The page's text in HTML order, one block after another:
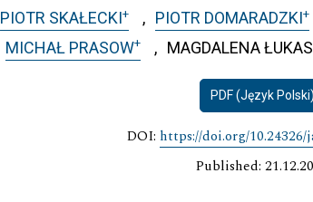
PIOTR SKAŁECKI+ PIOTR DOMARADZKI+
MICHAŁ PRASOW+ MAGDALENA
PDF (Język Polski)
DOI: https://doi.org/10.24326/
Published: